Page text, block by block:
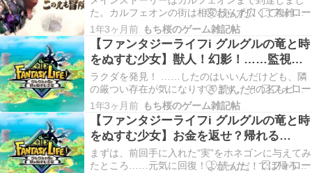
た。カルフェオンの街は相変わらず広くて複雑で
すね。NPCがそこかしこにいてよくぶつか
る……。 ストーリーの合間の行動力消化は水くみ
と草むしりです。でも、実際は水くみ一択になり
がちです。水くみは放置ができるのでてついつ
い……。手間の少な…
1年3ヶ月前 もち桜のゲーム雑記帖
【ファンタジーライフi グルグルの竜と時
をぬすむ少女】獣人！幻影！……監視？
【プレイ日記3】
ラクダを発見！ ……したのはいいんだけども、隣
の厳つい存在が気になりすぎます。その名もビシ
バシドンベア。このドンさん、どうやら獣人（ぱ
っと見、ライオン？）らしくハチに刺されて弱っ
ていました。顔が赤くてパンパンになってます。
これはラクダを貸してもらえるチャンスかも。と
いうことで、…
1年3ヶ月前 もち桜のゲーム雑記帖
【ファンタジーライフi グルグルの竜と時
をぬすむ少女】お金を返せ？帰れる
の？…からの「先生ー！！」【プレイ日
記2】
まずは、前回手に入れた“実”をホネゴンに与えてみ
たところ……元気に回復！よかった。 では帰ろ